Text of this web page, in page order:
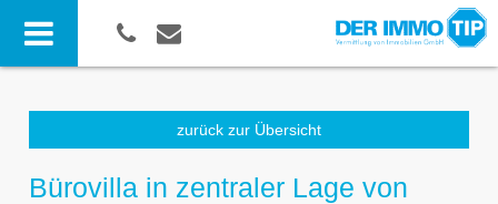
zurück zur Übersicht
Bürovilla in zentraler Lage von